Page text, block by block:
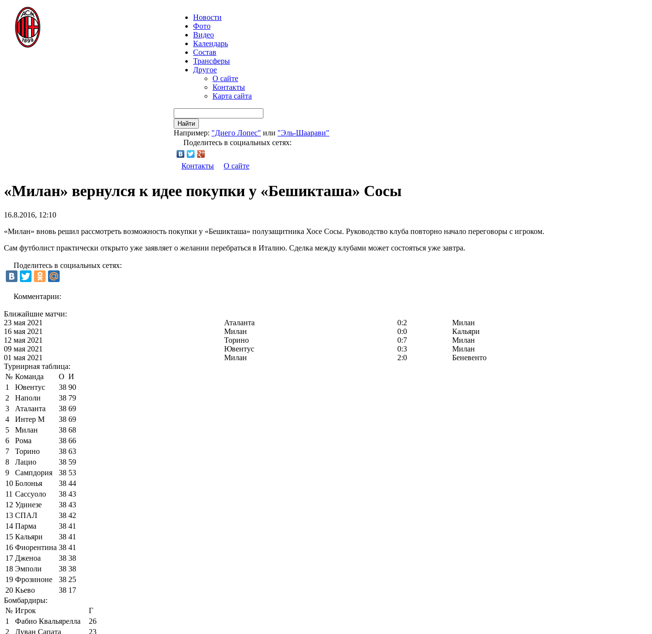
Новости
Фото
Видео
Календарь
Состав
Трансферы
Другое
О сайте
Контакты
Карта сайта
Найти
Например: "Диего Лопес" или "Эль-Шаарави"
Поделитесь в социальных сетях:
Контакты О сайте
«Милан» вернулся к идее покупки у «Бешикташа» Сосы
16.8.2016, 12:10
«Милан» вновь решил рассмотреть возможность покупки у «Бешикташа» полузащитника Хосе Сосы. Руководство клуба повторно начало переговоры с игроком.
Сам футболист практически открыто уже заявляет о желании перебраться в Италию. Сделка между клубами может состояться уже завтра.
Поделитесь в социальных сетях:
Комментарии:
Ближайшие матчи:
23 мая 2021
Аталанта 0:2
Милан
16 мая 2021
Милан 0:0
Кальяри
12 мая 2021
Торино 0:7
Милан
09 мая 2021
Ювентус 0:3
Милан
01 мая 2021
Милан 2:0
Беневенто
Турнирная таблица:
№ Команда О И
1
Ювентус 38 90
2
Наполи 38 79
3
Аталанта 38 69
4
Интер М 38 69
5
Милан 38 68
6
Рома 38 66
7
Торино 38 63
8
Лацио 38 59
9
Сампдория 38 53
10 Болонья 38 44
11 Сассуоло 38 43
12 Удинезе 38 43
13 СПАЛ 38 42
14 Парма 38 41
15 Кальяри 38 41
16 Фиорентина 38 41
17 Дженоа 38 38
18 Эмполи 38 38
19 Фрозиноне 38 25
20 Кьево 38 17
Бомбардиры:
№ Игрок
Г
1
Фабио Квальярелла
26
2
Дуван Сапата
23